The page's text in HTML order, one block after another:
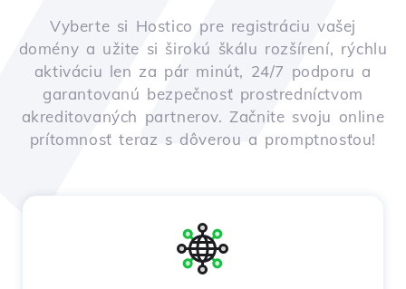
Vyberte si Hostico pre registráciu vašej
domény a užite si širokú škálu rozšírení, rýchlu
aktiváciu len za pár minút, 24/7 podporu a
garantovanú bezpečnosť prostredníctvom
akreditovaných partnerov. Začnite svoju online
prítomnosť teraz s dôverou a promptnosťou!